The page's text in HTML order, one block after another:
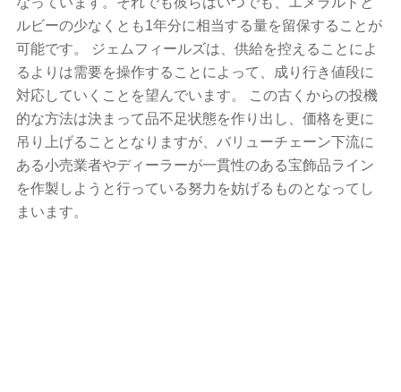
ルビーの少なくとも1年分に相当する量を留保することが
可能です。 ジェムフィールズは、供給を控えることによ
るよりは需要を操作することによって、成り行き値段に
対応していくことを望んでいます。 この古くからの投機
的な方法は決まって品不足状態を作り出し、価格を更に
吊り上げることとなりますが、バリューチェーン下流に
ある小売業者やディーラーが一貫性のある宝飾品ライン
を作製しようと行っている努力を妨げるものとなってし
まいます。